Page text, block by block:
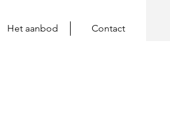
Het aanbod Contact